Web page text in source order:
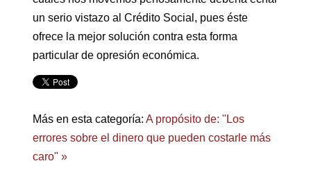
un serio vistazo al Crédito Social, pues éste
ofrece la mejor solución contra esta forma
particular de opresión económica.
Más en esta categoría: A propósito de: "Los
errores sobre el dinero que pueden costarle más
caro" »